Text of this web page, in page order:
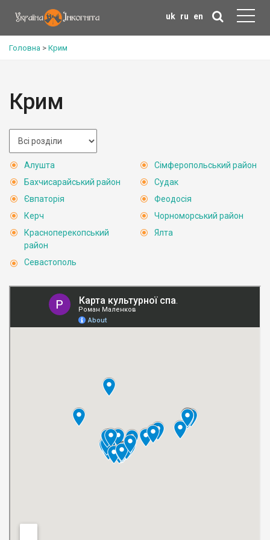
uk ru en
Головна > Крим
Крим
Алушта
Бахчисарайський район
Євпаторія
Керч
Красноперекопський
район
Севастополь
Сімферопольський район
Судак
Феодосія
Чорноморський район
Ялта